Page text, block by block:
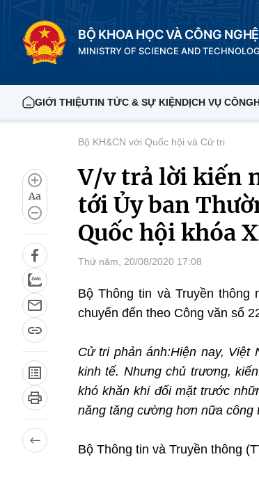
BỘ KHOA HỌC VÀ CÔNG NGHỆ
MINISTRY OF SCIENCE AND
GIỚI THIỆUTIN TỨC & SỰ KIỆNDỊCH VỤ CÔNG
Aa
Bộ KH&CN với Quốc hội và Cử tri
V/v trả lời kiến
tới Ủy ban
Quốc hội khóa
Thứ năm, 20/08/2020 17:08
Bộ Thông tin và Truyền
chuyển đến theo Công văn số
Cử tri phản ánh:Hiện nay, Việt
kinh tế. Nhưng chủ trương,
khó khăn khi đối mặt trước
năng tăng cường hơn nữa công
Bộ Thông tin và Truyền thông